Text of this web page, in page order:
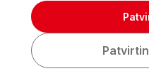
2026 Visos teisės
Sukurta: